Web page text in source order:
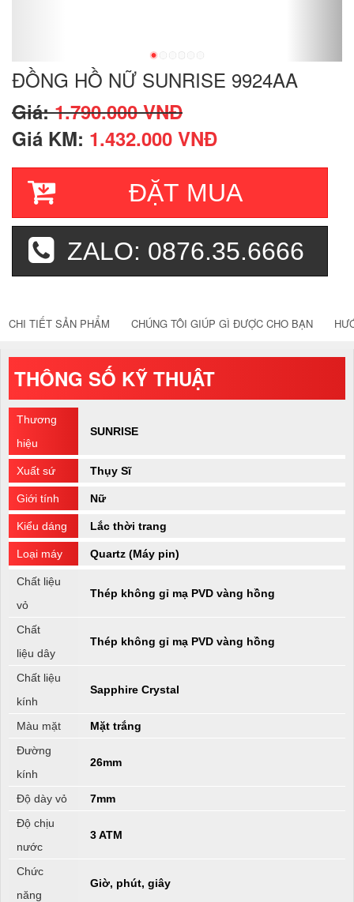
ĐỒNG HỒ NỮ SUNRISE 9924AA
Giá:1.790.000 VNĐ
Giá KM: 1.432.000 VNĐ
ĐẶT MUA
ZALO: 0876.35.6666
CHI TIẾT SẢN PHẨM CHÚNG TÔI GIÚP GÌ ĐƯỢC CHO BẠN
THÔNG SỐ KỸ THUẬT
Thương
hiệu
SUNRISE
Xuất sứ Thụy Sĩ
Giới tính Nữ
Kiểu dáng Lắc thời trang
Loại máy Quartz (Máy pin)
Chất liệu
vỏ
Thép không gỉ mạ PVD vàng hồng
Chất
liệu dây
Thép không gỉ mạ PVD vàng hồng
Chất liệu
kính
Sapphire Crystal
Màu mặt
Mặt trắng
Đường
kính
26mm
Độ dày vỏ
7mm
Độ chịu
nước
3 ATM
Chức
năng
Giờ, phút, giây